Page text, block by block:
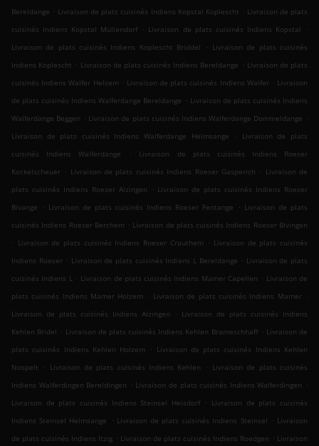
Bereldange . Livraison de plats cuisinés Indiens Kopstal Koplescht . Livraison de plats
cuisinés Indiens Kopstal Mullendorf . Livraison de plats cuisinés Indiens Kopstal
.
Livraison de plats cuisinés Indiens Koplescht Briddel
. Livraison de plats cuisinés
Indiens Koplescht . Livraison de plats cuisinés Indiens Bereldange . Livraison de plats
cuisinés Indiens Walfer Helsem . Livraison de plats cuisinés Indiens Walfer . Livraison
de plats cuisinés Indiens Walferdange Bereldange . Livraison de plats cuisinés Indiens
Walferdange Beggen . Livraison de plats cuisinés Indiens Walferdange Dommeldange .
Livraison de plats cuisinés Indiens Walferdange Helmsange
.
Livraison de plats
cuisinés Indiens Walferdange
.
Livraison de plats cuisinés Indiens Roeser
Kockelscheuer . Livraison de plats cuisinés Indiens Roeser Gasperich . Livraison de
plats cuisinés Indiens Roeser Alzingen
. Livraison de plats cuisinés Indiens Roeser
Bivange
. Livraison de plats cuisinés Indiens Roeser Fentange . Livraison de plats
cuisinés Indiens Roeser Berchem . Livraison de plats cuisinés Indiens Roeser Bivingen
. Livraison de plats cuisinés Indiens Roeser Crauthem . Livraison de plats cuisinés
Indiens Roeser . Livraison de plats cuisinés Indiens L Bereldange . Livraison de plats
cuisinés Indiens L . Livraison de plats cuisinés Indiens Mamer Capellen . Livraison de
plats cuisinés Indiens Mamer Holzem
. Livraison de plats cuisinés Indiens Mamer .
Livraison de plats cuisinés Indiens Alzingen
. Livraison de plats cuisinés Indiens
Kehlen Bridel . Livraison de plats cuisinés Indiens Kehlen Brameschhaff . Livraison de
plats cuisinés Indiens Kehlen Holzem
. Livraison de plats cuisinés Indiens Kehlen
Nospelt
. Livraison de plats cuisinés Indiens Kehlen . Livraison de plats cuisinés
Indiens Walferdingen Bereldingen . Livraison de plats cuisinés Indiens Walferdingen .
Livraison de plats cuisinés Indiens Steinsel Heisdorf . Livraison de plats cuisinés
Indiens Steinsel Helmsange
. Livraison de plats cuisinés Indiens Steinsel . Livraison
de plats cuisinés Indiens Itzig . Livraison de plats cuisinés Indiens Roedgen . Livraison